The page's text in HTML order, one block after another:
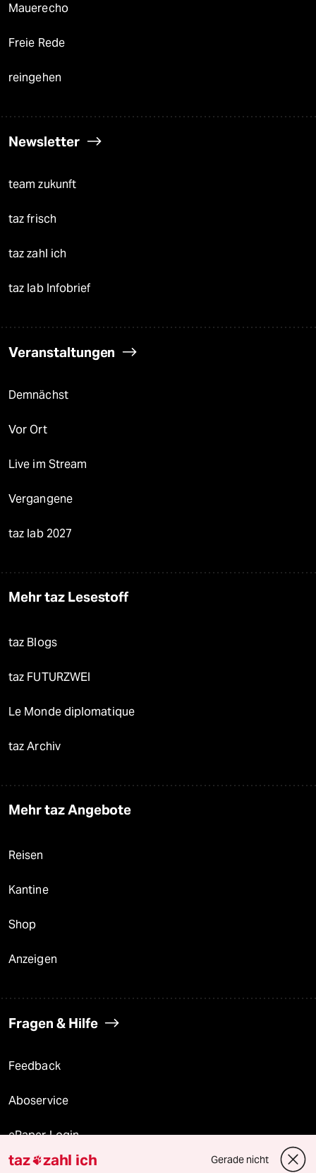
Mauerecho
Freie Rede
reingehen
Newsletter
team zukunft
taz frisch
taz zahl ich
taz lab Infobrief
Veranstaltungen
Demnächst
Vor Ort
Live im Stream
Vergangene
taz lab 2027
Mehr taz Lesestoff
taz Blogs
taz FUTURZWEI
Le Monde diplomatique
taz Archiv
Mehr taz Angebote
Reisen
Kantine
Shop
Anzeigen
Fragen & Hilfe
Feedback
Aboservice
ePaper Login
Downloads für Abonnierende
taz zahl ich Gerade nicht